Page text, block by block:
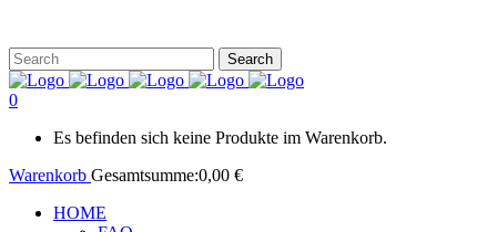
0
Es befinden sich keine Produkte im Warenkorb.
Warenkorb Gesamtsumme:0,00 €
HOME